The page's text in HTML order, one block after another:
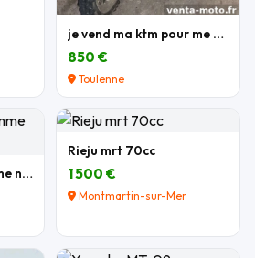
je vend ma ktm pour me acheter une autre moto
850 €
Toulenne
Kawasaki z900 comme neuve
Rieju mrt 70cc
1 500 €
Montmartin-sur-Mer